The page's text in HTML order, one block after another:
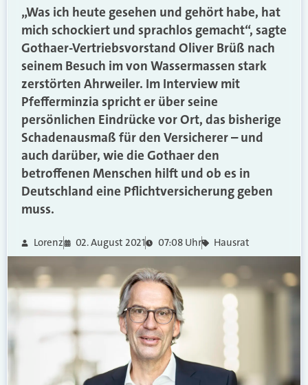
„Was ich heute gesehen und gehört habe, hat
mich schockiert und sprachlos gemacht“, sagte
Gothaer-Vertriebsvorstand Oliver Brüß nach
seinem Besuch im von Wassermassen stark
zerstörten Ahrweiler. Im Interview mit
Pfefferminzia spricht er über seine
persönlichen Eindrücke vor Ort, das bisherige
Schadenausmaß für den Versicherer – und
auch darüber, wie die Gothaer den
betroffenen Menschen hilft und ob es in
Deutschland eine Pflichtversicherung geben
muss.
Lorenz 02. August 2021 07:08 Uhr Hausrat